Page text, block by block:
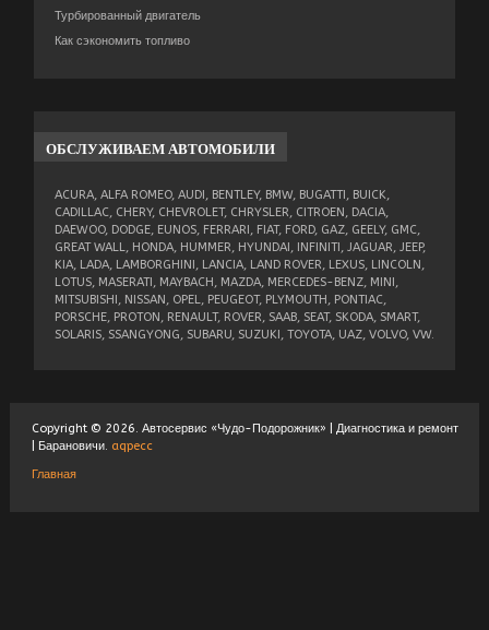
Турбированный двигатель
Как сэкономить топливо
ОБСЛУЖИВАЕМАВТОМОБИЛИ
ACURA, ALFA ROMEO, AUDI, BENTLEY, BMW, BUGATTI, BUICK,
CADILLAC, CHERY, CHEVROLET, CHRYSLER, CITROEN, DACIA,
DAEWOO, DODGE, EUNOS, FERRARI, FIAT, FORD, GAZ, GEELY, GMC,
GREAT WALL, HONDA, HUMMER, HYUNDAI, INFINITI, JAGUAR, JEEP,
KIA, LADA, LAMBORGHINI, LANCIA, LAND ROVER, LEXUS, LINCOLN,
LOTUS, MASERATI, MAYBACH, MAZDA, MERCEDES-BENZ, MINI,
MITSUBISHI, NISSAN, OPEL, PEUGEOT, PLYMOUTH, PONTIAC,
PORSCHE, PROTON, RENAULT, ROVER, SAAB, SEAT, SKODA, SMART,
SOLARIS, SSANGYONG, SUBARU, SUZUKI, TOYOTA, UAZ, VOLVO, VW.
Copyright © 2026. Автосервис «Чудо-Подорожник» | Диагностика и ремонт
| Барановичи. aqpecc
Главная